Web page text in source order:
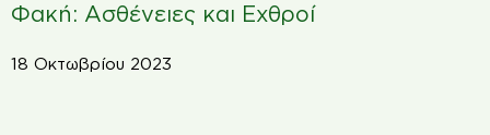
Φακή: Ασθένειες και Εχθροί
18 Οκτωβρίου 2023